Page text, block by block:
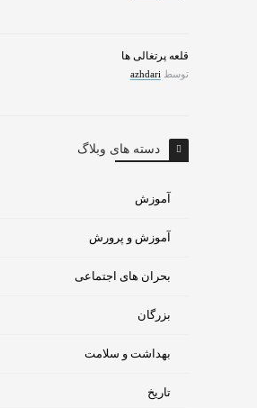
قلعه پرتغالی ها
توسط azhdari
دسته های وبلاگ
آموزش
آموزش و پرورش
بحران های اجتماعی
بزرگان
بهداشت و سلامت
تاریخ